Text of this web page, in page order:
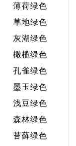
薄荷绿色
草地绿色
灰湖绿色
橄榄绿色
孔雀绿色
墨玉绿色
浅豆绿色
森林绿色
苔藓绿色